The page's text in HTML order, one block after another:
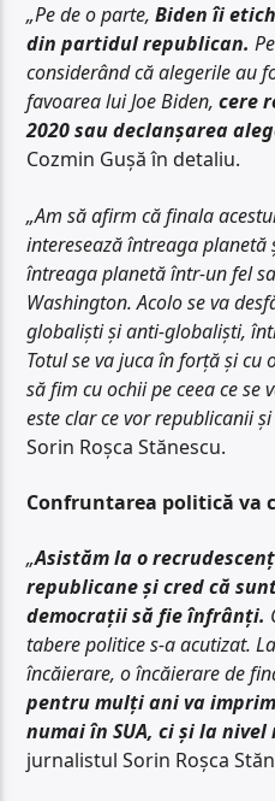
„Pe de o parte,Biden îi
din partidul republican.
considerând că alegerile au
favoarea lui Joe Biden,cere
2020 sau declanșarea
Cozmin Gușă în detaliu.
„Am să afirm că finala
interesează întreaga planetă
întreaga planetă într-un fel
Washington. Acolo se va
globaliști și anti-globaliști,
Totul se va juca în forță și cu
să fim cu ochii pe ceea ce
este clar ce vor republicanii
Sorin Roșca Stănescu.
Confruntarea politică va
„Asistăm la o
republicane și cred că
democrații să fie înfrânți.
tabere politice s-a acutizat.
încăierare, o încăierare de
pentru mulți ani va
numai în SUA, ci și la
jurnalistul Sorin Roșca